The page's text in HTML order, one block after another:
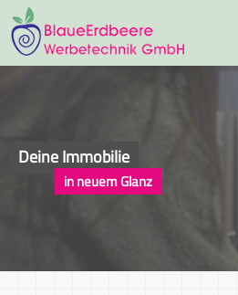
Deine Immobilie
in neuem Glanz